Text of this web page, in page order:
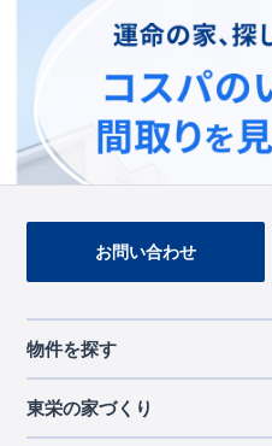
この物件を
おすす
お問い合わせ
物件を探す
エリアから探す
北海道・東北
東栄の家づくり